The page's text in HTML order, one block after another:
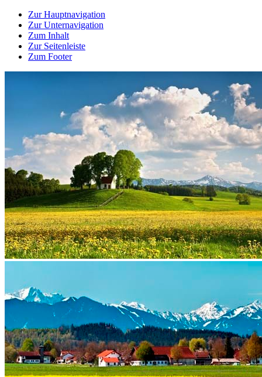
Zur Hauptnavigation
Zur Unternavigation
Zum Inhalt
Zur Seitenleiste
Zum Footer